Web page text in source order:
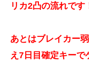
リカ2凸の流れです
あとはブレイカー
え7日目確定キーで